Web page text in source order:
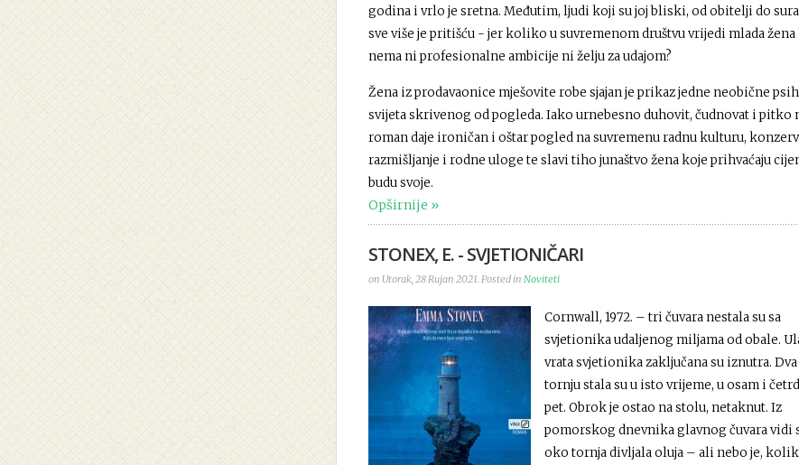
godina i vrlo je sretna. Međutim, ljudi koji su joj bliski, od obitelji do
sve više je pritišću - jer koliko u suvremenom društvu vrijedi mlada žena
nema ni profesionalne ambicije ni želju za udajom?
Žena iz prodavaonice mješovite robe sjajan je prikaz jedne neobične
svijeta skrivenog od pogleda. Iako urnebesno duhovit, čudnovat i pitko
roman daje ironičan i oštar pogled na suvremenu radnu kulturu,
razmišljanje i rodne uloge te slavi tiho junaštvo žena koje prihvaćaju
budu svoje.
Opširnije
STONEX, E. - SVJETIONIČARI
on Utorak, 28 Rujan 2021. Posted in Noviteti
Cornwall, 1972. – tri čuvara nestala su sa
svjetionika udaljenog miljama od obale.
vrata svjetionika zaključana su iznutra. Dva
tornju stala su u isto vrijeme, u osam i
pet. Obrok je ostao na stolu, netaknut. Iz
pomorskog dnevnika glavnog čuvara vidi
oko tornja divljala oluja – ali nebo je,